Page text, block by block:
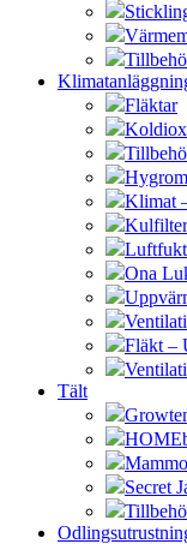
Fläktar
Klimat
Kulfilter
Ona
Fläkt –
Tält
Secret